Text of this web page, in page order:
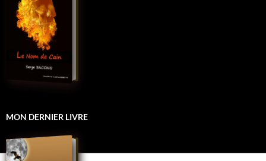
MON DERNIER LIVRE